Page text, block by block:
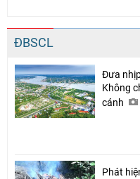
ĐBSCL
Đưa
Không
cánh
Phát